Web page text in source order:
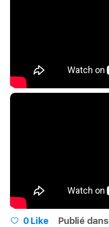
0 Like Publié dans